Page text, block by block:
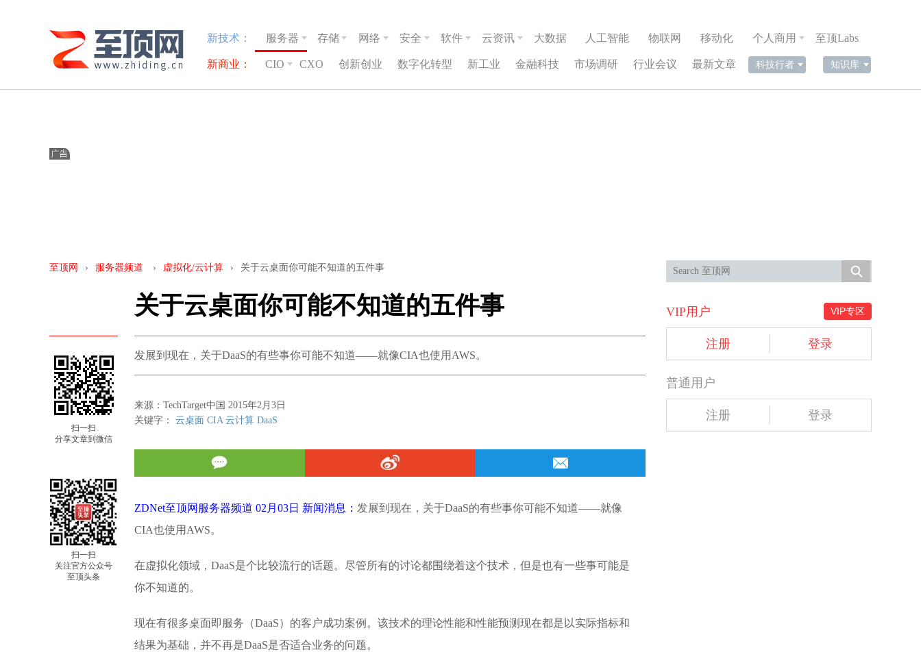
新技术： 服务器 存储 网络 安全 软件 云资讯 大数据 人工智能 物联网 移动化 个人商用 至顶Labs
新商业： CIO CXO 创新创业 数字化转型 新工业 金融科技 市场调研 行业会议 最新文章 科技行者 知识库
至顶网 › 服务器频道 › 虚拟化/云计算 › 关于云桌面你可能不知道的五件事
关于云桌面你可能不知道的五件事
扫一扫
分享文章到微信
扫一扫
关注官方公众号
至顶头条
发展到现在，关于DaaS的有些事你可能不知道——就像CIA也使用AWS。
来源：TechTarget中国 2015年2月3日
关键字： 云桌面 CIA 云计算 DaaS
ZDNet至顶网服务器频道 02月03日 新闻消息： 发展到现在，关于DaaS的有些事你可能不知道——就像
CIA也使用AWS。
在虚拟化领域，DaaS是个比较流行的话题。尽管所有的讨论都围绕着这个技术，但是也有一些事可能是
你不知道的。
现在有很多桌面即服务（DaaS）的客户成功案例。该技术的理论性能和性能预测现在都是以实际指标和
结果为基础，并不再是DaaS是否适合业务的问题。
VIP专区
VIP用户
注册 登录
普通用户
注册 登录